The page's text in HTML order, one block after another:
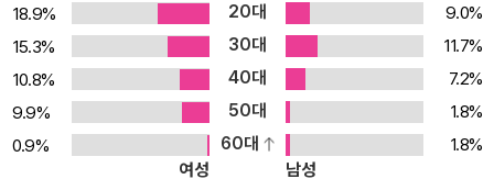
가 마련되어야 합니다. 그래서 이 책은 인권과 감수성보다 장애인의
일상에 주목합니다. 아무리 입장 바꿔 생각해 보려고 해도 떠오르는
상대가 없어서 그려지지 않던 장애인의 일상을, 동료로 가족으로 함
께 살며 깨우친 저자가 알려 줍니다. 가장 많은 시간을 보내는 집에서
장애인 가족에게 필요한 것은 무엇인지. 장애인 친구와 여행을 가거
나 식사 약속을 잡으며 한번쯤 고려해야 할 것은 무엇인지. 직장에서
18.9%
20대
9.0%
15.3%
30대
11.7%
10.8%
40대
7.2%
9.9%
50대
1.8%
0.9%
60대
1.8%
여성
남성